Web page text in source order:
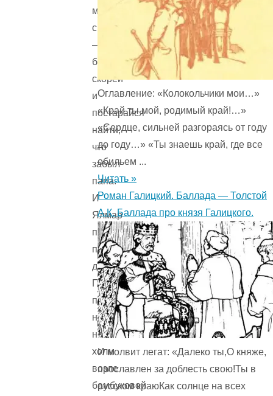
мама
сыну,
–
беги
скорей
и
постарайся
найти,
что
забыл
папа.
И
Ялмар
побежал
по
дороге.
Потом
поднялся
на
невысокий
холм
возле
бамбуковой
Оглавление: «Колокольчики мои…»
«Край ты мой, родимый край!…»
«Сердце, сильней разгораясь от году
до году…» «Ты знаешь край, где все
обильем ...
Читать »
Роман Галицкий. Баллада — Толстой
А.К. Баллада про князя Галицкого.
И молвит легат: «Далеко ты,О княже,
прославлен за доблесть свою!Ты в
русском краюКак солнце на всех